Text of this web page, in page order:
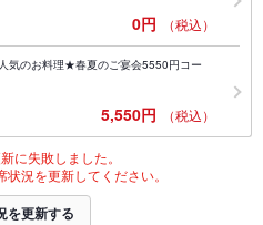
0円 （税込）
気のお料理★春夏のご宴会5550円コー
5,550円 （税込）
に失敗しました。
況を更新してください。
を更新する